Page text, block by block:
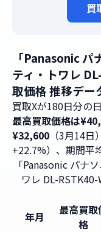
買
「Panasonic
ティ・トワレ
取価格 推移デー
買取Xが180日分の
最高買取価格は
¥32,600 （3月14
+22.7%）、期間平
「Panasonic パナ
ワレ DL-
年月
最高買取
格